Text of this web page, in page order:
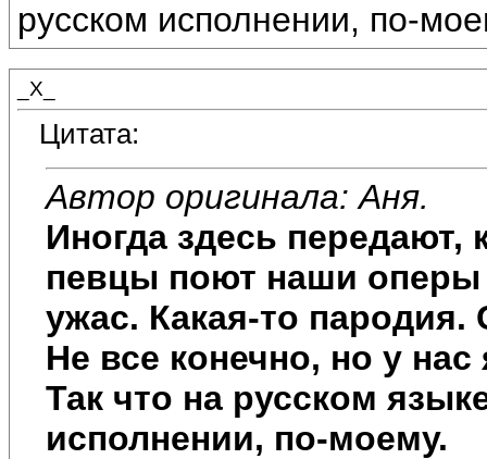
русском исполнении, по-
_X_
Цитата:
Автор оригинала: Аня.
Иногда здесь передают,
певцы поют наши оперы
ужас. Какая-то
Не все конечно, но у
Так что на русском
исполнении, по-моему.